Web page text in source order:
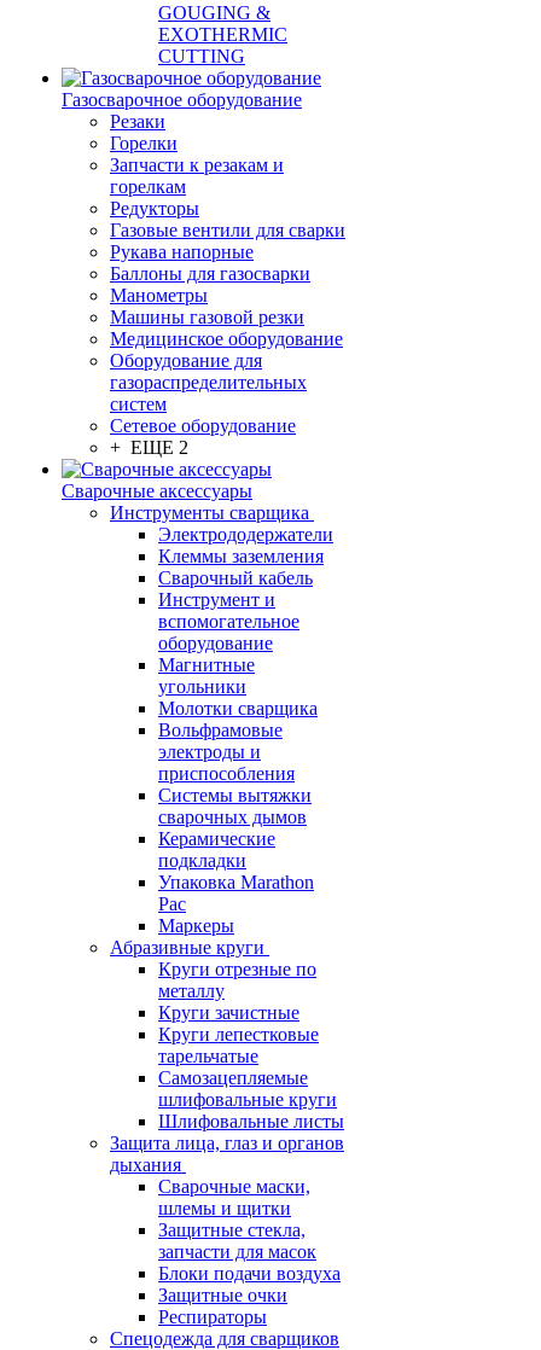
GOUGING &
EXOTHERMIC
CUTTING
Газосварочное оборудование
Резаки
Горелки
Запчасти к резакам и
горелкам
Редукторы
Газовые вентили для сварки
Рукава напорные
Баллоны для газосварки
Манометры
Машины газовой резки
Медицинское оборудование
Оборудование для
газораспределительных
систем
Сетевое оборудование
+ ЕЩЕ 2
Сварочные аксессуары
Инструменты сварщика
Электрододержатели
Клеммы заземления
Сварочный кабель
Инструмент и
вспомогательное
оборудование
Магнитные
угольники
Молотки сварщика
Вольфрамовые
электроды и
приспособления
Системы вытяжки
сварочных дымов
Керамические
подкладки
Упаковка Marathon
Pac
Маркеры
Абразивные круги
Круги отрезные по
металлу
Круги зачистные
Круги лепестковые
тарельчатые
Самозацепляемые
шлифовальные круги
Шлифовальные листы
Защита лица, глаз и органов
дыхания
Сварочные маски,
шлемы и щитки
Защитные стекла,
запчасти для масок
Блоки подачи воздуха
Защитные очки
Респираторы
Спецодежда для сварщиков